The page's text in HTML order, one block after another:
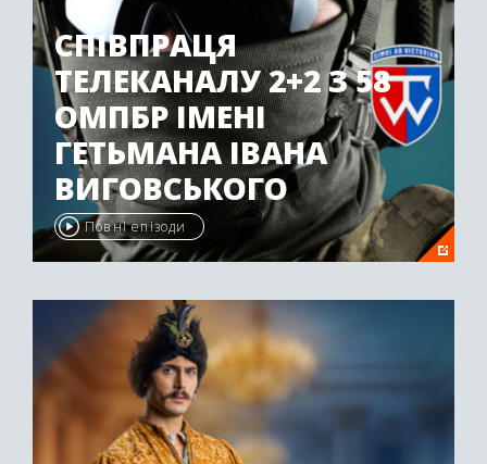
СПІВПРАЦЯ
ТЕЛЕКАНАЛУ 2+2 З 58
ОМПБР ІМЕНІ
ГЕТЬМАНА ІВАНА
ВИГОВСЬКОГО
Повні епізоди